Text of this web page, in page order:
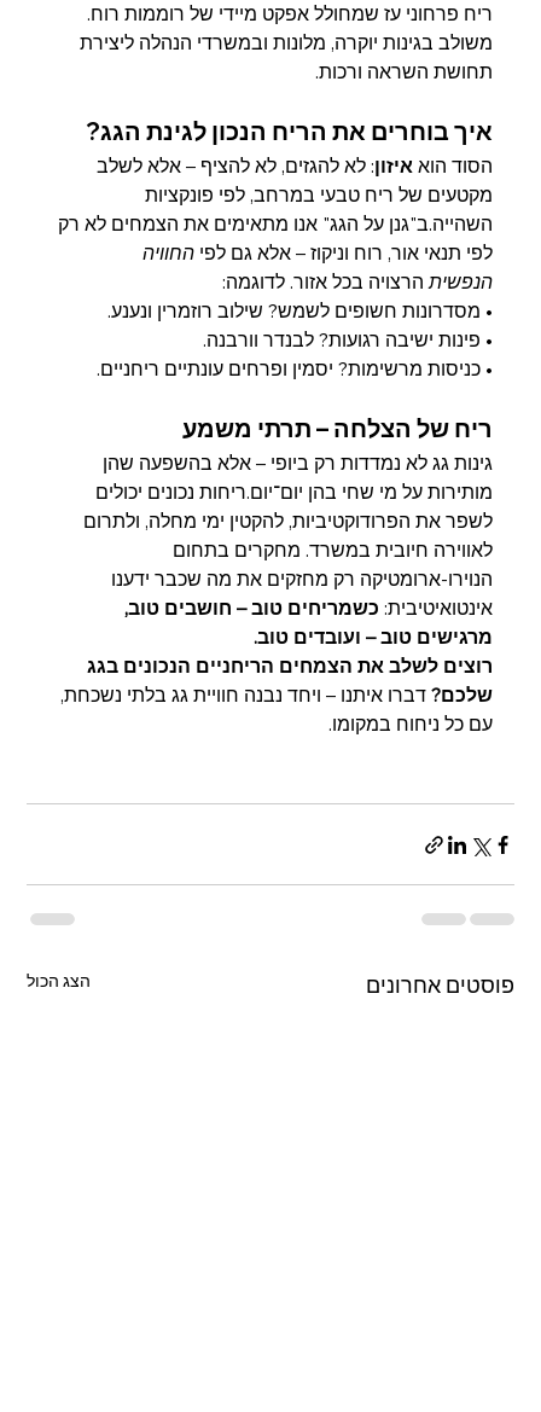
ריח פרחוני עז שמחולל אפקט מיידי של רוממות רוח.
משולב בגינות יוקרה, מלונות ובמשרדי הנהלה ליצירת
תחושת השראה ורכות.
איך בוחרים את הריח הנכון לגינת הגג?
הסוד הוא איזון: לא להגזים, לא להציף – אלא לשלב
מקטעים של ריח טבעי במרחב, לפי פונקציות
השהייה.ב"גנן על הגג" אנו מתאימים את הצמחים לא רק
לפי תנאי אור, רוח וניקוז – אלא גם לפי החוויה
הנפשית הרצויה בכל אזור. לדוגמה:
• מסדרונות חשופים לשמש? שילוב רוזמרין ונענע.
• פינות ישיבה רגועות? לבנדר וורבנה.
• כניסות מרשימות? יסמין ופרחים עונתיים ריחניים.
ריח של הצלחה – תרתי משמע
גינות גג לא נמדדות רק ביופי – אלא בהשפעה שהן
מותירות על מי שחי בהן יום־יום.ריחות נכונים יכולים
לשפר את הפרודוקטיביות, להקטין ימי מחלה, ולתרום
לאווירה חיובית במשרד. מחקרים בתחום
הנוירו-ארומטיקה רק מחזקים את מה שכבר ידענו
אינטואיטיבית: כשמריחים טוב – חושבים טוב,
מרגישים טוב – ועובדים טוב.
רוצים לשלב את הצמחים הריחניים הנכונים בגג
שלכם? דברו איתנו – ויחד נבנה חוויית גג בלתי נשכחת,
עם כל ניחוח במקומו.
פוסטים אחרונים הצג הכול